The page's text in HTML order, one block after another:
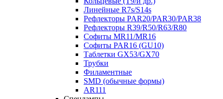
Линейные R7s/S14s
Рефлекторы PAR20/PAR30/PAR38
Рефлекторы R39/R50/R63/R80
Софиты MR11/MR16
Софиты PAR16 (GU10)
Таблетки GX53/GX70
Трубки
Филаментные
SMD (обычные формы)
AR111